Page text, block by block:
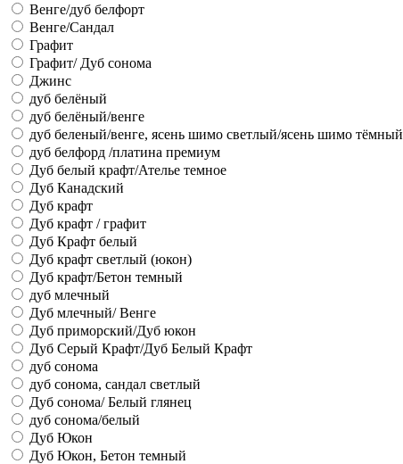
Венге/дуб белфорт
Венге/Сандал
Графит
Графит/ Дуб сонома
Джинс
дуб белёный
дуб белёный/венге
дуб беленый/венге, ясень шимо светлый/ясень шимо тёмный
дуб белфорд /платина премиум
Дуб белый крафт/Ателье темное
Дуб Канадский
Дуб крафт
Дуб крафт / графит
Дуб Крафт белый
Дуб крафт светлый (юкон)
Дуб крафт/Бетон темный
дуб млечный
Дуб млечный/ Венге
Дуб приморский/Дуб юкон
Дуб Серый Крафт/Дуб Белый Крафт
дуб сонома
дуб сонома, сандал светлый
Дуб сонома/ Белый глянец
дуб сонома/белый
Дуб Юкон
Дуб Юкон, Бетон темный